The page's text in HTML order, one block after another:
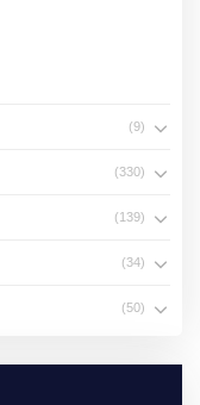
(9)
(330)
(139)
(34)
(50)